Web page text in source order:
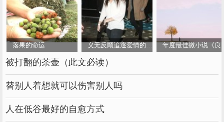
但是相处久了，你会发现他们私下里也有幽默的
一面，一个冷笑话经常会让人措手不及。
这种人很适合做朋友。当你难过的时候，他们可
能不会说任何安慰，但他们会和你一起默默地喝
酒。
数字为6-随和
落果的命运 义无反顾追逐爱情的女人 年度最佳微小说《良
被打翻的茶壶（此文必读）
替别人着想就可以伤害别人吗
人在低谷最好的自愈方式